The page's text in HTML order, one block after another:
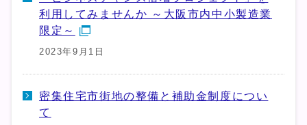
利用してみませんか ～大阪市内中小製造業
限定～
2023年9月1日
密集住宅市街地の整備と補助金制度につい
て